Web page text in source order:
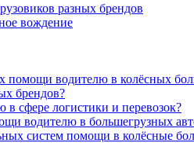
разных брендов
вождение
помощи водителю в колёсных
брендов?
сфере логистики и перевозок?
водителю в большегрузных
систем помощи в колёсные